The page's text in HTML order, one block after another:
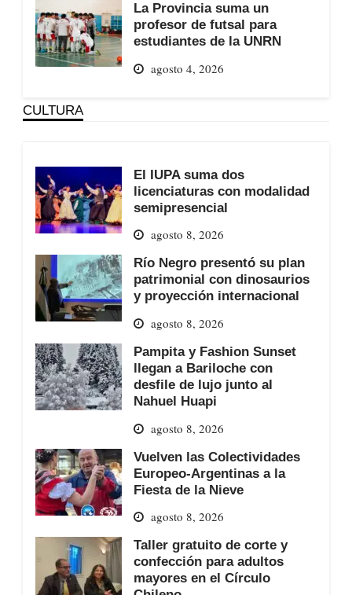
La Provincia suma un
profesor de futsal para
estudiantes de la UNRN
agosto 4, 2026
CULTURA
El IUPA suma dos
licenciaturas con modalidad
semipresencial
agosto 8, 2026
Río Negro presentó su plan
patrimonial con dinosaurios
y proyección internacional
agosto 8, 2026
Pampita y Fashion Sunset
llegan a Bariloche con
desfile de lujo junto al
Nahuel Huapi
agosto 8, 2026
Vuelven las Colectividades
Europeo-Argentinas a la
Fiesta de la Nieve
agosto 8, 2026
Taller gratuito de corte y
confección para adultos
mayores en el Círculo